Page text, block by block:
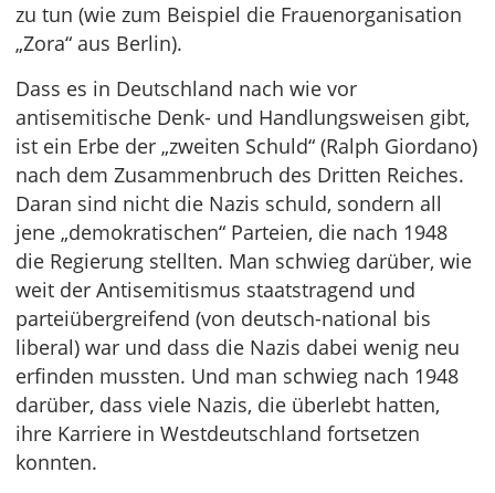
zu tun (wie zum Beispiel die Frauenorganisation
„Zora“ aus Berlin).
Dass es in Deutschland nach wie vor
antisemitische Denk- und Handlungsweisen gibt,
ist ein Erbe der „zweiten Schuld“ (Ralph Giordano)
nach dem Zusammenbruch des Dritten Reiches.
Daran sind nicht die Nazis schuld, sondern all
jene „demokratischen“ Parteien, die nach 1948
die Regierung stellten. Man schwieg darüber, wie
weit der Antisemitismus staatstragend und
parteiübergreifend (von deutsch-national bis
liberal) war und dass die Nazis dabei wenig neu
erfinden mussten. Und man schwieg nach 1948
darüber, dass viele Nazis, die überlebt hatten,
ihre Karriere in Westdeutschland fortsetzen
konnten.